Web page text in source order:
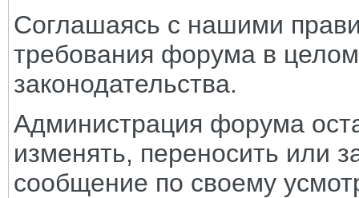
Соглашаясь с нашими
требования форума в
законодательства.
Администрация форума
изменять, переносить или
сообщение по своему